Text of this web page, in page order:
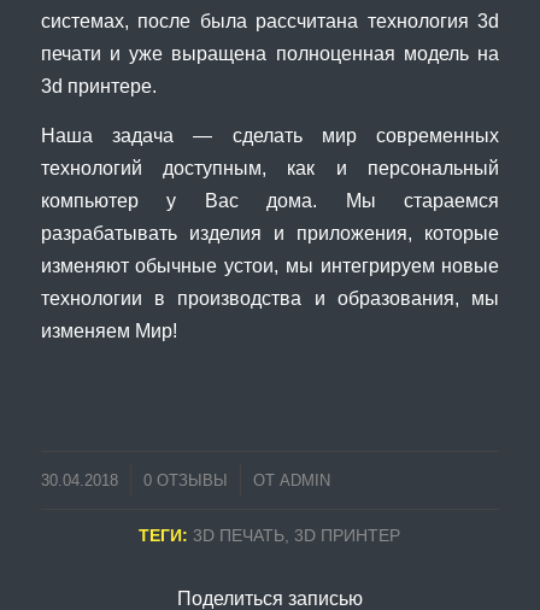
системах, после была рассчитана технология 3d
печати и уже выращена полноценная модель на
3d принтере.
Наша задача — сделать мир современных
технологий доступным, как и персональный
компьютер у Вас дома. Мы стараемся
разрабатывать изделия и приложения, которые
изменяют обычные устои, мы интегрируем новые
технологии в производства и образования, мы
изменяем Мир!
30.04.2018 0 ОТЗЫВЫ
/ ОТ ADMIN
ТЕГИ: 3D ПЕЧАТЬ 3D ПРИНТЕР
Поделиться записью